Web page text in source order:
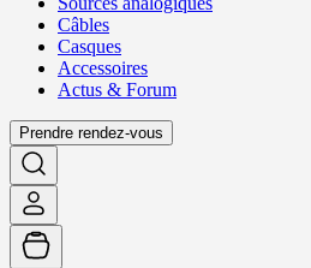
Câbles
Casques
Accessoires
Actus & Forum
Prendre rendez-vous